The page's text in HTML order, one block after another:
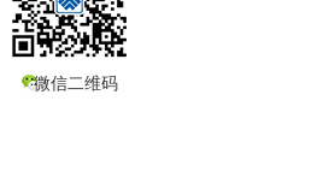
微信二维码